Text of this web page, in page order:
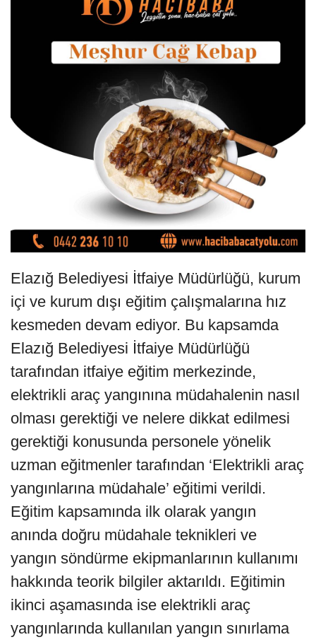
Elazığ Belediyesi İtfaiye Müdürlüğü, kurum
içi ve kurum dışı eğitim çalışmalarına hız
kesmeden devam ediyor. Bu kapsamda
Elazığ Belediyesi İtfaiye Müdürlüğü
tarafından itfaiye eğitim merkezinde,
elektrikli araç yangınına müdahalenin nasıl
olması gerektiği ve nelere dikkat edilmesi
gerektiği konusunda personele yönelik
uzman eğitmenler tarafından ‘Elektrikli araç
yangınlarına müdahale’ eğitimi verildi.
Eğitim kapsamında ilk olarak yangın
anında doğru müdahale teknikleri ve
yangın söndürme ekipmanlarının kullanımı
hakkında teorik bilgiler aktarıldı. Eğitimin
ikinci aşamasında ise elektrikli araç
yangınlarında kullanılan yangın sınırlama